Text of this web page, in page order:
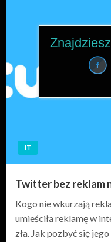
IT
Twitter bez reklam
Kogo nie wkurzają
umieściła reklamę w
zła. Jak pozbyć się